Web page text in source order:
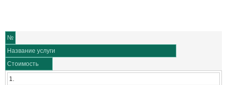
№
Название услуги
Стоимость
1.